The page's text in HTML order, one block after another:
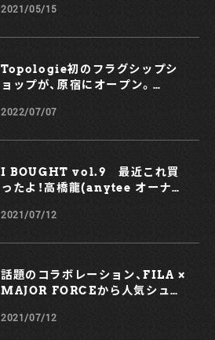
2021/05/15
Topologie初のフラグシップシ
ョップが、原宿にオープン。
も！
2022/07/07
I BOUGHT vol.9 最近これ買
ったよ！高橋龍(anytee オーナ
2021/07/12
話題のコラボレーション、FILA ×
MAJOR FORCEから人気シュー
2021/07/12